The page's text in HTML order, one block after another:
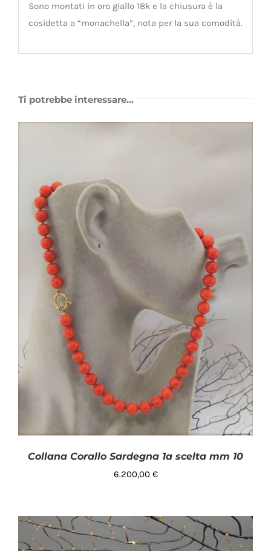
Sono montati in oro giallo 18k e la chiusura è la
cosidetta a “monachella”, nota per la sua comodità.
Ti potrebbe interessare…
Collana Corallo Sardegna 1a scelta mm 10
6.200,00 €